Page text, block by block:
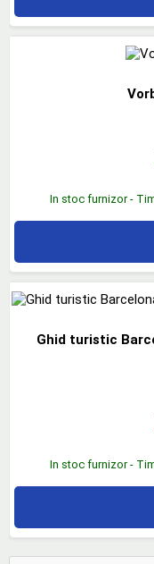
In stoc furnizor -
Ghid turistic
In stoc furnizor -